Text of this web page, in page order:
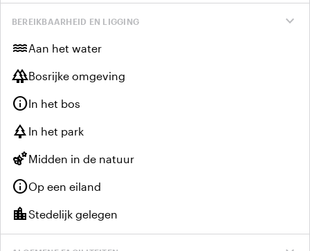
expand_more
BEREIKBAARHEID EN LIGGING
waterAan het water
forestBosrijke omgeving
infoIn het bos
park In het park
emoji_natureMidden in de natuur
infoOp een eiland
location_cityStedelijk gelegen